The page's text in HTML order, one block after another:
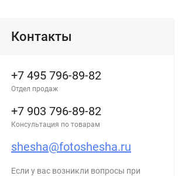
FST 2,72x11m
1039 Cream
шампанского
Контакты
+7 495 796-89-82
Отдел продаж
+7 903 796-89-82
Консультация по товарам
shesha@fotoshesha.ru
Если у вас возникли вопросы при